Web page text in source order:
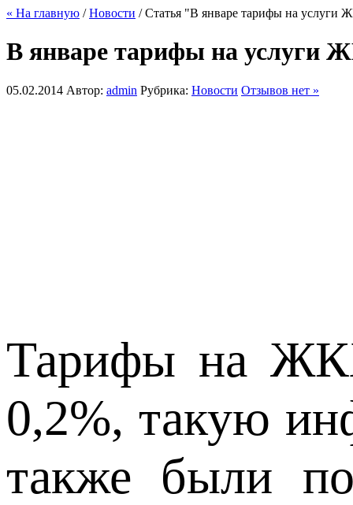
« На главную /Новости / Статья "В январе тарифы на услуги
В январе тарифы на услуги
05.02.2014 Автор: admin Рубрика: Новости Отзывов нет »
Тарифы на
0,2%, такую
также были